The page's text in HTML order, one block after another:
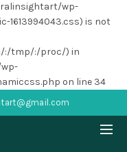
wp-
1613994043.css) is not
:/tmp/:/proc/) in
on line 34